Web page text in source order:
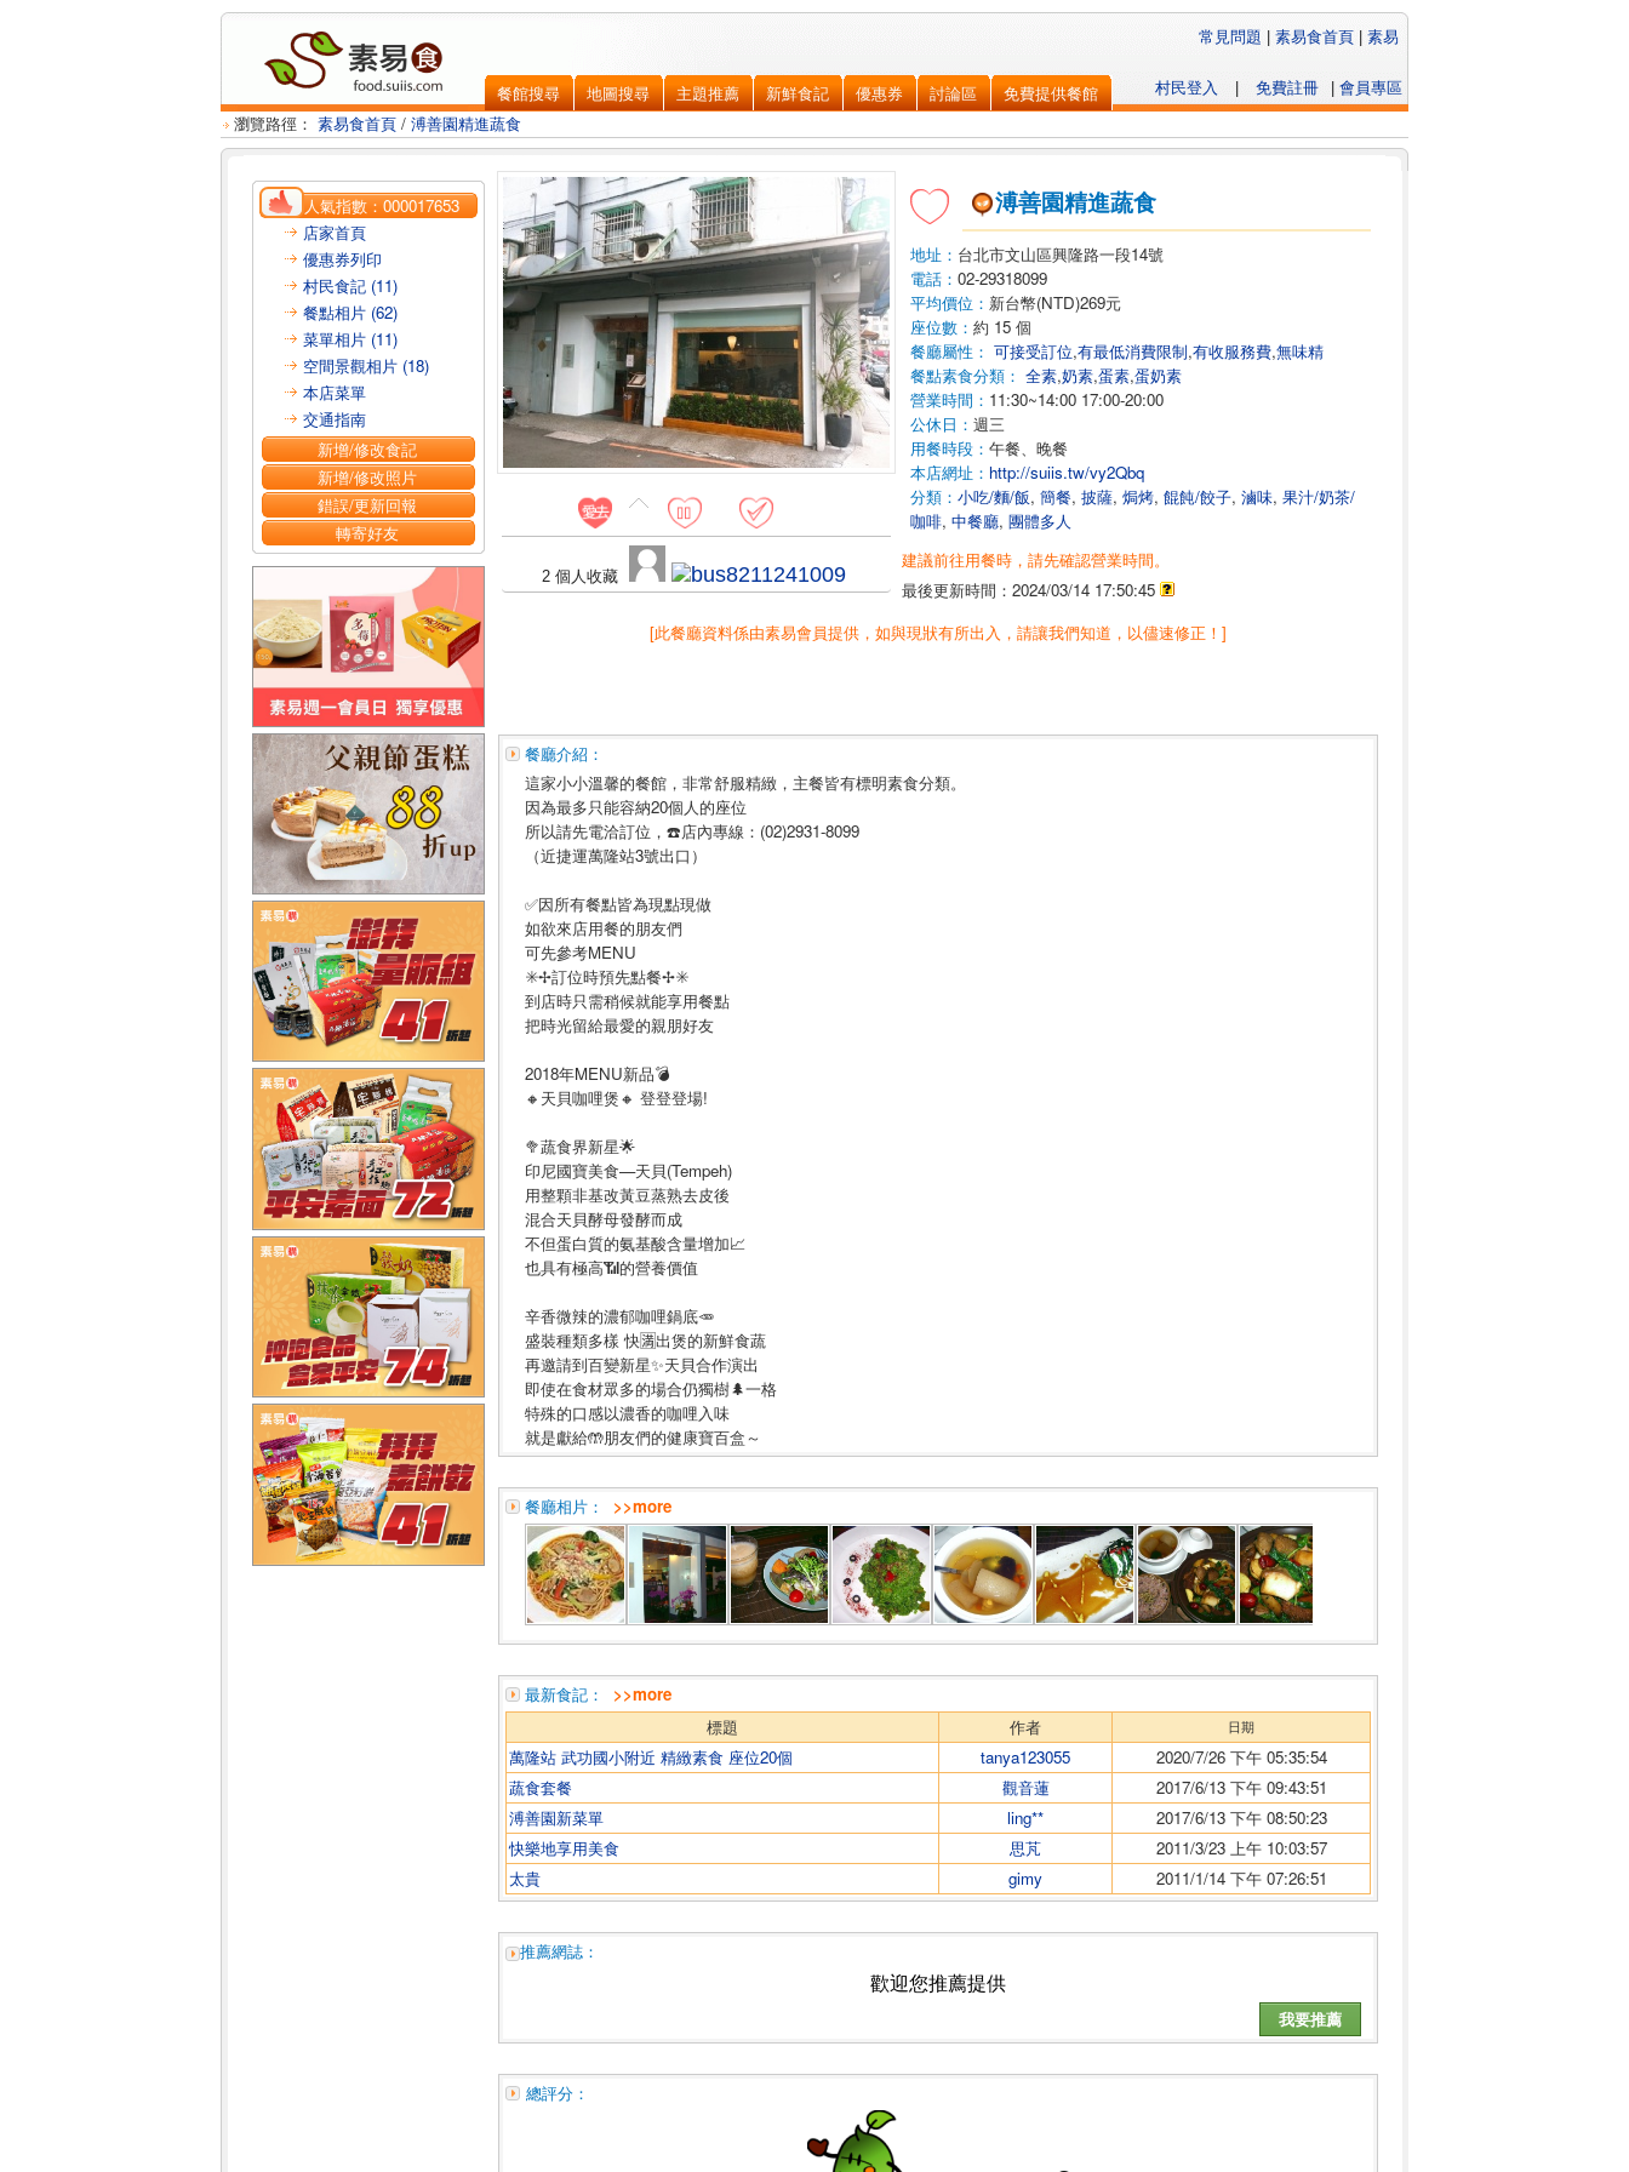
餐館搜尋 地圖搜尋 主題推薦 新鮮食記 優惠券 討論區 免費提供餐館 | 會員專區
免費註冊
|
村民登入
常見問題 | 素易食首頁 | 素易
瀏覽路徑： 素易食首頁 / 溥善園精進蔬食
人氣指數：000017653
店家首頁
優惠券列印
村民食記 (11)
餐點相片 (62)
菜單相片 (11)
空間景觀相片 (18)
本店菜單
交通指南
新增/修改食記
新增/修改照片
錯誤/更新回報
轉寄好友
2 個人收藏
溥善園精進蔬食
地址： 台北市文山區興隆路一段14號
電話： 02-29318099
平均價位： 新台幣(NTD)269元
座位數： 約 15 個
餐廳屬性： 可接受訂位,有最低消費限制,有收服務費,無味精
餐點素食分類： 全素,奶素,蛋素,蛋奶素
營業時間： 11:30~14:00 17:00-20:00
公休日： 週三
用餐時段： 午餐、晚餐
本店網址： http://suiis.tw/vy2Qbq
分類： 小吃/麵/飯, 簡餐, 披薩, 焗烤, 餛飩/餃子, 滷味, 果汁/奶茶/
咖啡, 中餐廳, 團體多人
建議前往用餐時，請先確認營業時間。
最後更新時間： 2024/03/14 17:50:45
[此餐廳資料係由素易會員提供，如與現狀有所出入，請讓我們知道，以儘速修正！]
餐廳介紹：
這家小小溫馨的餐館，非常舒服精緻，主餐皆有標明素食分類。
因為最多只能容納20個人的座位
所以請先電洽訂位，☎️店內專線：(02)2931-8099
（近捷運萬隆站3號出口）
✅因所有餐點皆為現點現做
如欲來店用餐的朋友們
可先參考MENU
✳️✢訂位時預先點餐✢✳️
到店時只需稍候就能享用餐點
把時光留給最愛的親朋好友
2018年MENU新品💣
🔸天貝咖哩煲🔸 登登登場!
🥦蔬食界新星🌟
印尼國寶美食—天貝(Tempeh)
用整顆非基改黃豆蒸熟去皮後
混合天貝酵母發酵而成
不但蛋白質的氨基酸含量增加📈
也具有極高📶的營養價值
辛香微辣的濃郁咖哩鍋底🥕
盛裝種類多樣 快🈵出煲的新鮮食蔬
再邀請到百變新星✨天貝合作演出
即使在食材眾多的場合仍獨樹🌲一格
特殊的口感以濃香的咖哩入味
就是獻給🤲朋友們的健康寶百盒～
餐廳相片： >>more
最新食記： >>more
標題
作者 日期
萬隆站 武功國小附近 精緻素食 座位20個 tanya123055
2020/7/26 下午 05:35:54
蔬食套餐
觀音蓮
2017/6/13 下午 09:43:51
溥善園新菜單
ling**
2017/6/13 下午 08:50:23
快樂地享用美食
思芃
2011/3/23 上午 10:03:57
太貴
gimy 2011/1/14 下午 07:26:51
推薦網誌：
歡迎您推薦提供
我要推薦
總評分：